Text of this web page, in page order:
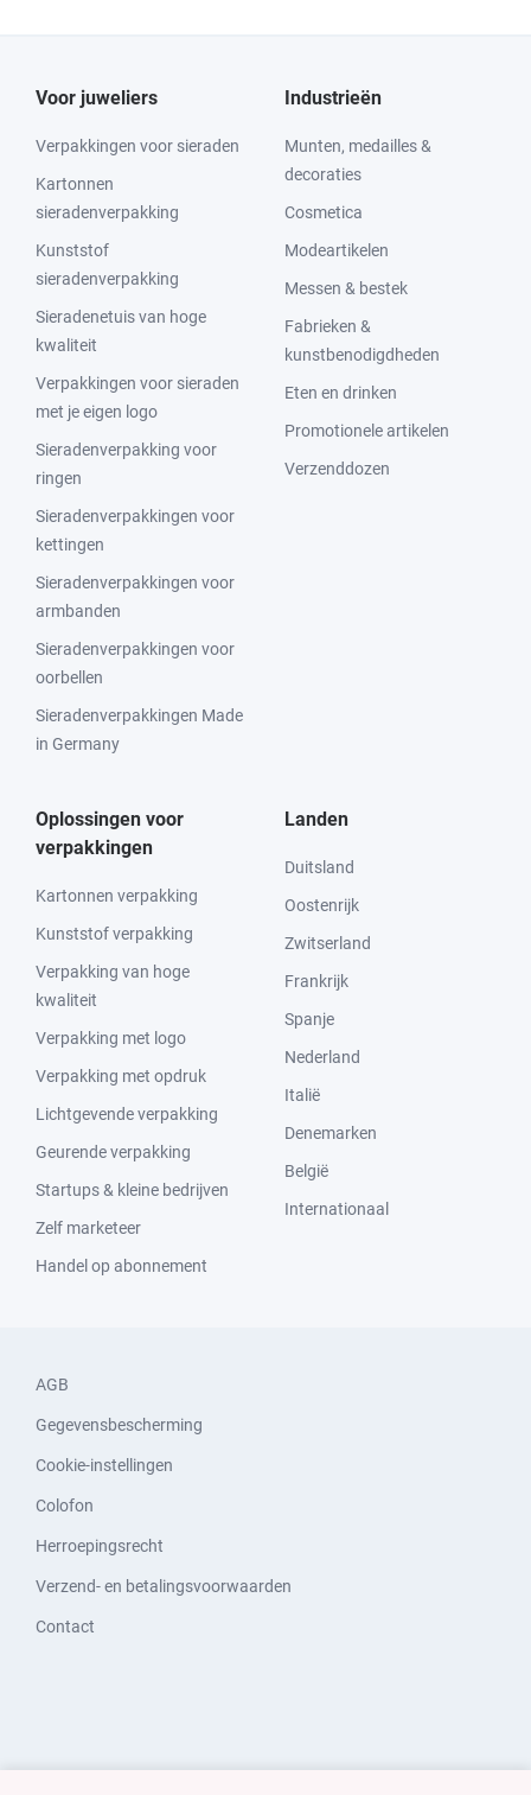
Voor juweliers
Verpakkingen voor sieraden
Kartonnen
sieradenverpakking
Kunststof
sieradenverpakking
Sieradenetuis van hoge
kwaliteit
Verpakkingen voor sieraden
met je eigen logo
Sieradenverpakking voor
ringen
Sieradenverpakkingen voor
kettingen
Sieradenverpakkingen voor
armbanden
Sieradenverpakkingen voor
oorbellen
Sieradenverpakkingen Made
in Germany
Industrieën
Munten, medailles &
decoraties
Cosmetica
Modeartikelen
Messen & bestek
Fabrieken &
kunstbenodigdheden
Eten en drinken
Promotionele artikelen
Verzenddozen
Oplossingen voor
verpakkingen
Kartonnen verpakking
Kunststof verpakking
Verpakking van hoge
kwaliteit
Verpakking met logo
Verpakking met opdruk
Lichtgevende verpakking
Geurende verpakking
Startups & kleine bedrijven
Zelf marketeer
Handel op abonnement
Landen
Duitsland
Oostenrijk
Zwitserland
Frankrijk
Spanje
Nederland
Italië
Denemarken
België
Internationaal
AGB
Gegevensbescherming
Cookie-instellingen
Colofon
Herroepingsrecht
Verzend- en betalingsvoorwaarden
Contact